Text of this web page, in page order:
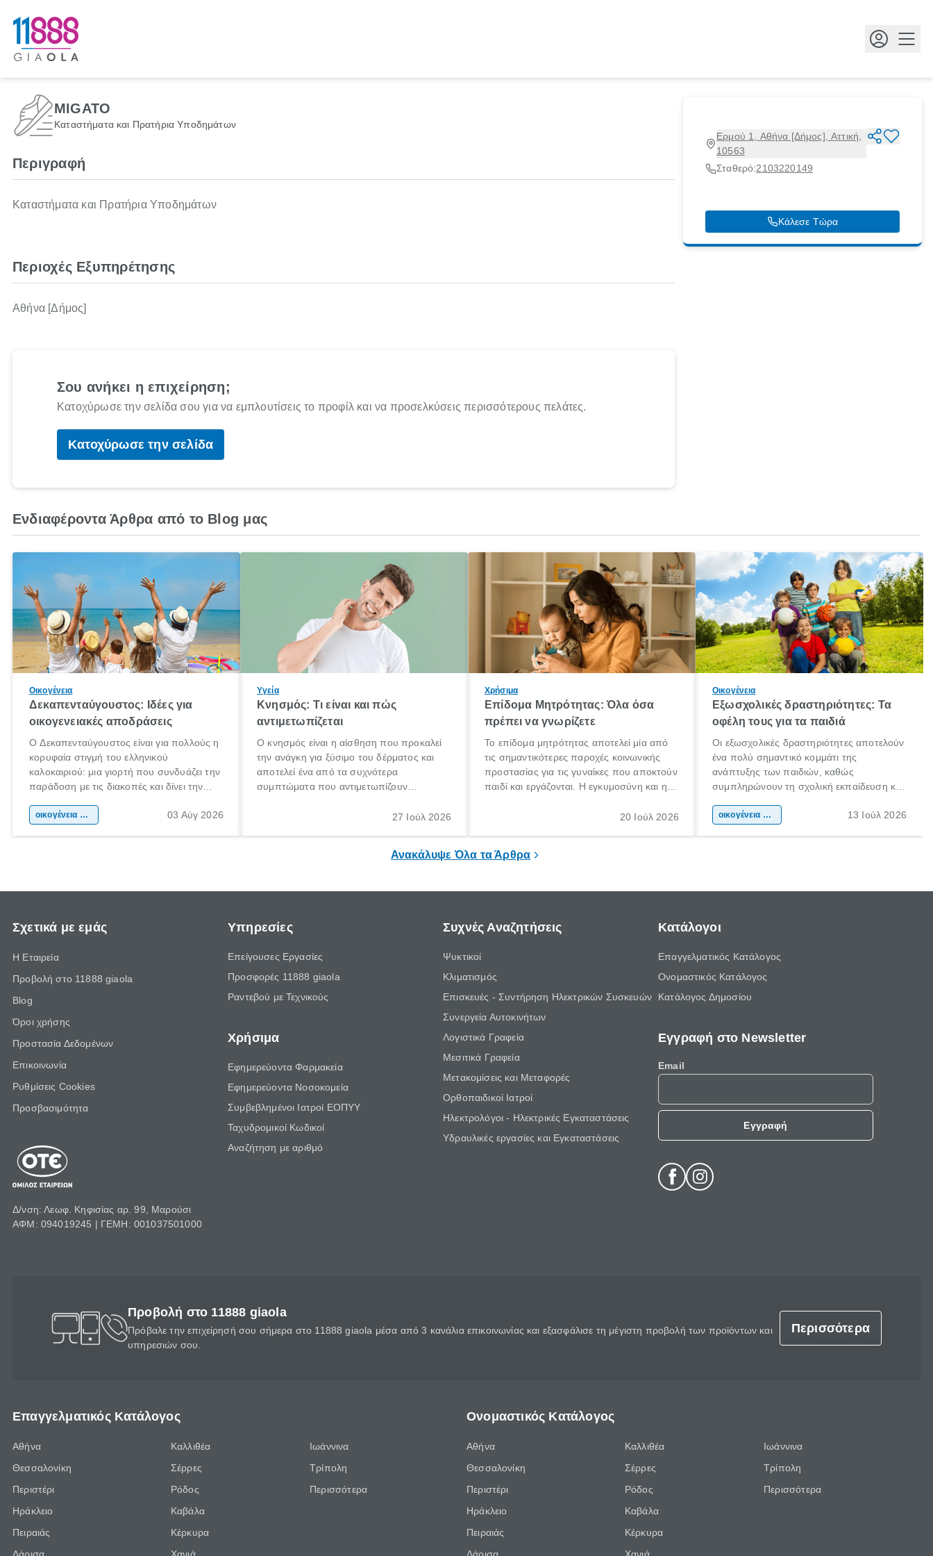
MIGATO
Καταστήματα και Πρατήρια Υποδημάτων
Ερμού 1, Αθήνα [Δήμος], Αττική,
10563
Σταθερό:2103220149
Κάλεσε Τώρα
Περιγραφή
Καταστήματα και Πρατήρια Υποδημάτων
Περιοχές Εξυπηρέτησης
Αθήνα [Δήμος]
Σου ανήκει η επιχείρηση;
Κατοχύρωσε την σελίδα σου για να εμπλουτίσεις το προφίλ και να προσελκύσεις περισσότερους πελάτες.
Κατοχύρωσε την σελίδα
Ενδιαφέροντα Άρθρα από το Blog μας
Οικογένεια
Δεκαπενταύγουστος: Ιδέες για
οικογενειακές αποδράσεις
Ο Δεκαπενταύγουστος είναι για πολλούς η
κορυφαία στιγμή του ελληνικού
καλοκαιριού: μια γιορτή που συνδυάζει την
παράδοση με τις διακοπές και δίνει την
χώρας. Είτε πρόκειται για λίγες μέρες
οικογένεια & παιδί 03 Αύγ 2026
Υγεία
Κνησμός: Τι είναι και πώς
αντιμετωπίζεται
Ο κνησμός είναι η αίσθηση που προκαλεί
την ανάγκη για ξύσιμο του δέρματος και
αποτελεί ένα από τα συχνότερα
συμπτώματα που αντιμετωπίζουν
πληροφορίες για το «κνησμός τι είναι»,
27 Ιούλ 2026
Χρήσιμα
Επίδομα Μητρότητας: Όλα όσα
πρέπει να γνωρίζετε
Το επίδομα μητρότητας αποτελεί μία από
τις σημαντικότερες παροχές κοινωνικής
προστασίας για τις γυναίκες που αποκτούν
παιδί και εργάζονται. Η εγκυμοσύνη και η
σημαντική περίοδος στη ζωή κάθε20 Ιούλ 2026
Οικογένεια
Εξωσχολικές δραστηριότητες: Τα
οφέλη τους για τα παιδιά
Οι εξωσχολικές δραστηριότητες αποτελούν
ένα πολύ σημαντικό κομμάτι της
ανάπτυξης των παιδιών, καθώς
συμπληρώνουν τη σχολική εκπαίδευση και
της προσωπικότητας, της κοινωνικότητας
οικογένεια & παιδί 13 Ιούλ 2026
Ανακάλυψε Όλα τα Άρθρα
Σχετικά με εμάς
Η Εταιρεία
Προβολή στο 11888 giaola
Blog
Όροι χρήσης
Προστασία Δεδομένων
Επικοινωνία
Ρυθμίσεις Cookies
Προσβασιμότητα
Δ/νση: Λεωφ. Κηφισίας αρ. 99, Μαρούσι
ΑΦΜ: 094019245 | ΓΕΜΗ: 001037501000
Υπηρεσίες
Επείγουσες Εργασίες
Προσφορές 11888 giaola
Ραντεβού με Τεχνικούς
Χρήσιμα
Εφημερεύοντα Φαρμακεία
Εφημερεύοντα Νοσοκομεία
Συμβεβλημένοι Ιατροί ΕΟΠΥΥ
Ταχυδρομικοί Κωδικοί
Αναζήτηση με αριθμό
Συχνές Αναζητήσεις
Ψυκτικοί
Κλιματισμός
Επισκευές - Συντήρηση Ηλεκτρικών Συσκευών
Συνεργεία Αυτοκινήτων
Λογιστικά Γραφεία
Μεσιτικά Γραφεία
Μετακομίσεις και Μεταφορές
Ορθοπαιδικοί Ιατροί
Ηλεκτρολόγοι - Ηλεκτρικές Εγκαταστάσεις
Υδραυλικές εργασίες και Εγκαταστάσεις
Κατάλογοι
Επαγγελματικός Κατάλογος
Ονομαστικός Κατάλογος
Κατάλογος Δημοσίου
Εγγραφή στο Newsletter
Email
Εγγραφή
Προβολή στο 11888 giaola
Πρόβαλε την επιχείρησή σου σήμερα στο 11888 giaola μέσα από 3 κανάλια επικοινωνίας και εξασφάλισε τη μέγιστη προβολή των προϊόντων και
υπηρεσιών σου.
Περισσότερα
Επαγγελματικός Κατάλογος
Αθήνα
Θεσσαλονίκη
Περιστέρι
Ηράκλειο
Πειραιάς
Καλλιθέα
Σέρρες
Ρόδος
Καβάλα
Κέρκυρα
Ιωάννινα
Τρίπολη
Περισσότερα
Ονομαστικός Κατάλογος
Αθήνα
Θεσσαλονίκη
Περιστέρι
Ηράκλειο
Πειραιάς
Καλλιθέα
Σέρρες
Ρόδος
Καβάλα
Κέρκυρα
Ιωάννινα
Τρίπολη
Περισσότερα